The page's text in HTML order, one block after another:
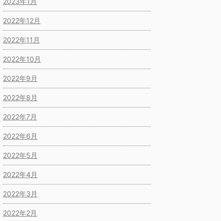
2022年12月
2022年11月
2022年10月
2022年9月
2022年8月
2022年7月
2022年6月
2022年5月
2022年4月
2022年3月
2022年2月